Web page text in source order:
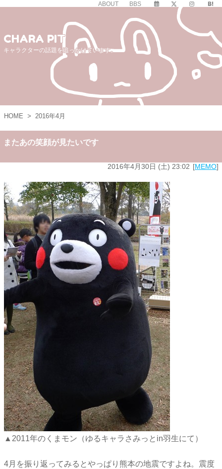
ABOUT BBS
CHARA PIT
キャラクターの話題を追っかけています。
HOME > 2016年4月
またあの笑顔が見たいです
2016年4月30日 (土) 23:02 MEMO
▲2011年のくまモン（ゆるキャラさみっとin羽生にて）
4月を振り返ってみるとやっぱり熊本の地震ですよね。震度